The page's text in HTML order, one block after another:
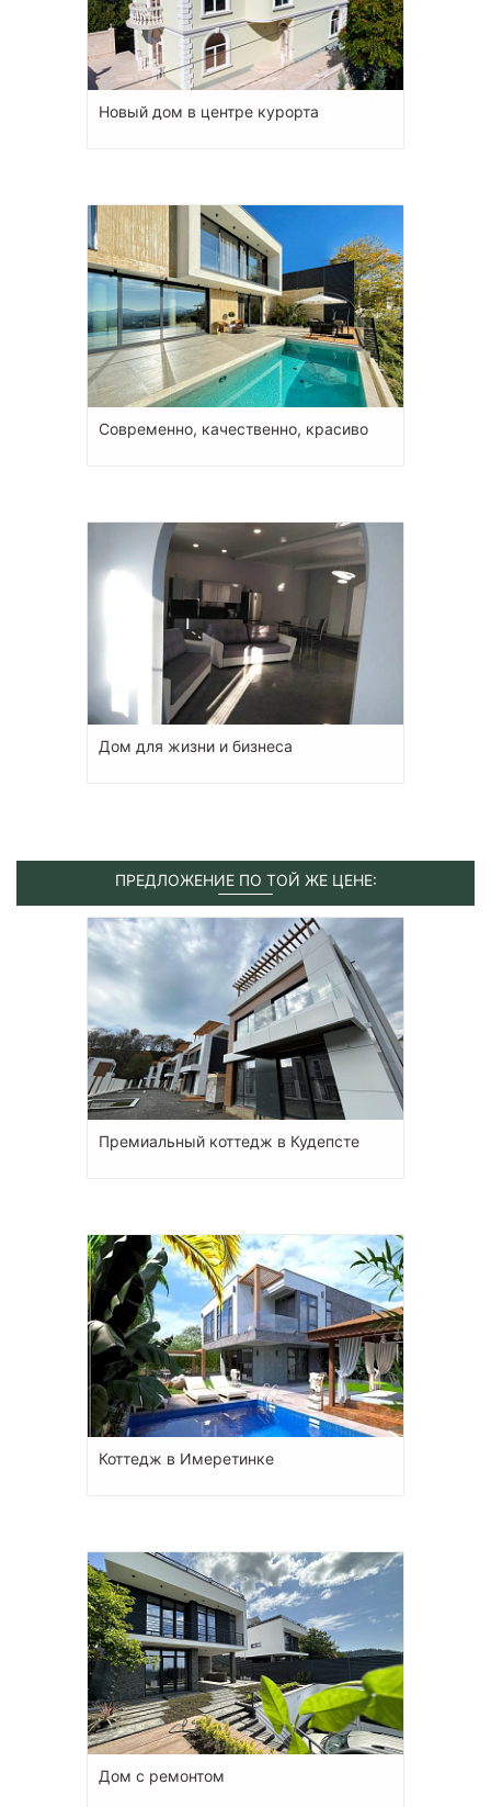
Новый дом в центре курорта
Современно, качественно, красиво
Дом для жизни и бизнеса
ПРЕДЛОЖЕНИЕ ПО ТОЙ ЖЕ ЦЕНЕ:
Премиальный коттедж в Кудепсте
Коттедж в Имеретинке
Дом с ремонтом